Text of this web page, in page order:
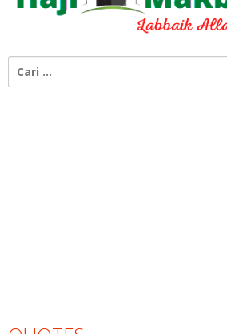
untuk: